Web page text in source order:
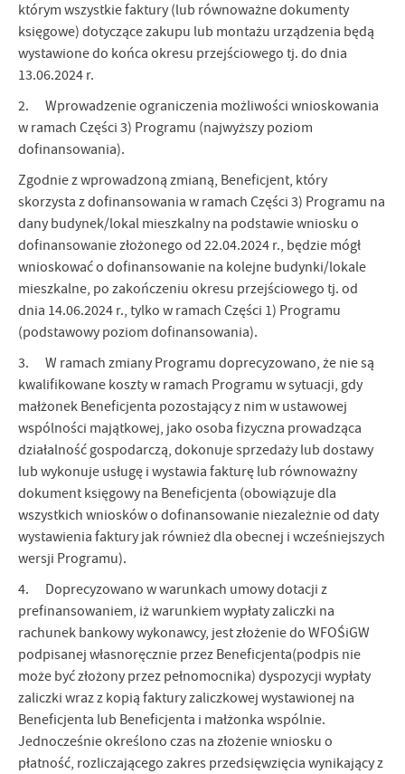
którym wszystkie faktury (lub równoważne dokumenty
księgowe) dotyczące zakupu lub montażu urządzenia będą
wystawione do końca okresu przejściowego tj. do dnia
13.06.2024 r.
2. Wprowadzenie ograniczenia możliwości wnioskowania
w ramach Części 3) Programu (najwyższy poziom
dofinansowania).
Zgodnie z wprowadzoną zmianą, Beneficjent, który
skorzysta z dofinansowania w ramach Części 3) Programu na
dany budynek/lokal mieszkalny na podstawie wniosku o
dofinansowanie złożonego od 22.04.2024 r., będzie mógł
wnioskować o dofinansowanie na kolejne budynki/lokale
mieszkalne, po zakończeniu okresu przejściowego tj. od
dnia 14.06.2024 r., tylko w ramach Części 1) Programu
(podstawowy poziom dofinansowania).
3. W ramach zmiany Programu doprecyzowano, że nie są
kwalifikowane koszty w ramach Programu w sytuacji, gdy
małżonek Beneficjenta pozostający z nim w ustawowej
wspólności majątkowej, jako osoba fizyczna prowadząca
działalność gospodarczą, dokonuje sprzedaży lub dostawy
lub wykonuje usługę i wystawia fakturę lub równoważny
dokument księgowy na Beneficjenta (obowiązuje dla
wszystkich wniosków o dofinansowanie niezależnie od daty
wystawienia faktury jak również dla obecnej i wcześniejszych
wersji Programu).
4. Doprecyzowano w warunkach umowy dotacji z
prefinansowaniem, iż warunkiem wypłaty zaliczki na
rachunek bankowy wykonawcy, jest złożenie do WFOŚiGW
podpisanej własnoręcznie przez Beneficjenta(podpis nie
może być złożony przez pełnomocnika) dyspozycji wypłaty
zaliczki wraz z kopią faktury zaliczkowej wystawionej na
Beneficjenta lub Beneficjenta i małżonka wspólnie.
Jednocześnie określono czas na złożenie wniosku o
płatność, rozliczającego zakres przedsięwzięcia wynikający z